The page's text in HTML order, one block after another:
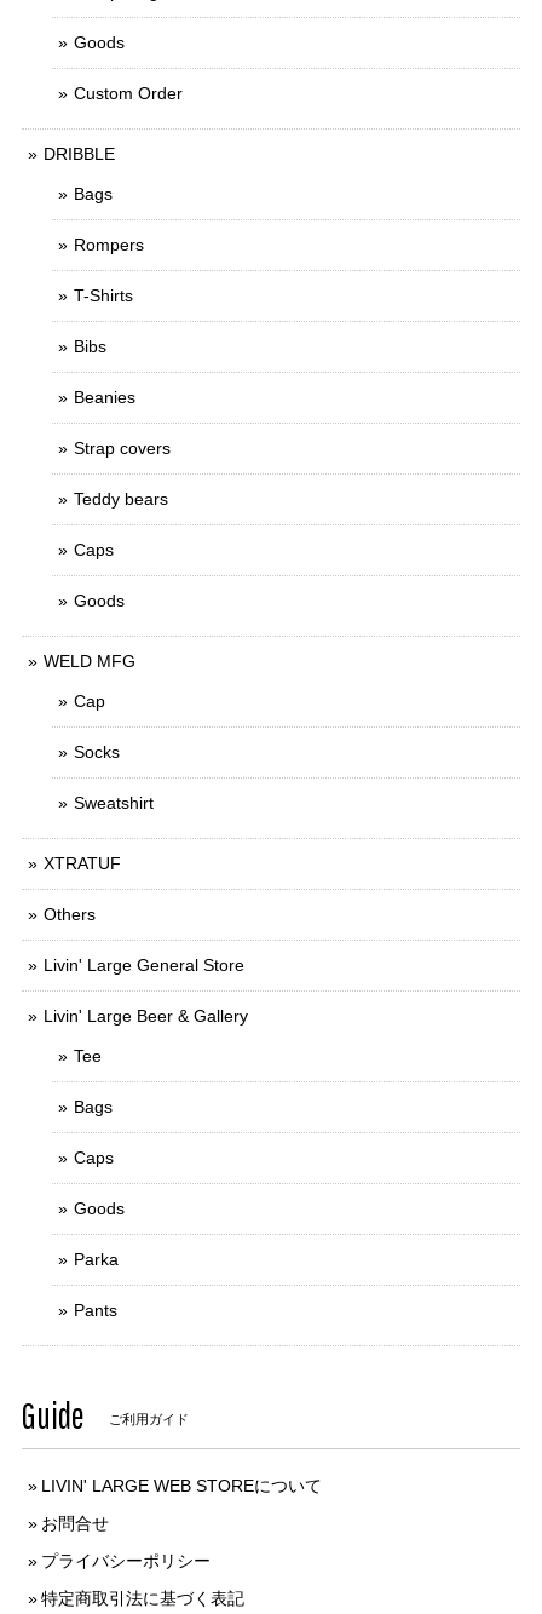
Goods
Custom Order
DRIBBLE
Bags
Rompers
T-Shirts
Bibs
Beanies
Strap covers
Teddy bears
Caps
Goods
WELD MFG
Cap
Socks
Sweatshirt
XTRATUF
Others
Livin' Large General Store
Livin' Large Beer & Gallery
Tee
Bags
Caps
Goods
Parka
Pants
Guide ご利用ガイド
LIVIN' LARGE WEB STOREについて
お問合せ
プライバシーポリシー
特定商取引法に基づく表記